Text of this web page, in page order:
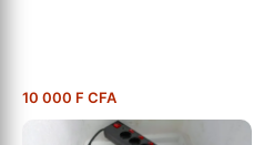
10 000 F CFA